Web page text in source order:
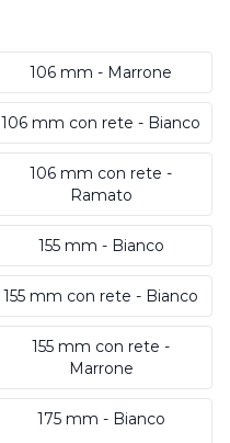
106 mm - Marrone
106 mm con rete - Bianco
106 mm con rete -
Ramato
155 mm - Bianco
155 mm con rete - Bianco
155 mm con rete -
Marrone
175 mm - Bianco